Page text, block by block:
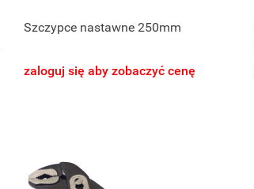
Szczypce nastawne 250mm
zaloguj się aby zobaczyć cenę